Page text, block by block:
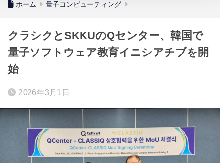
ホーム 量子コンピューティング
クラシクとSKKUのQセンター、韓国で
量子ソフトウェア教育イニシアチブを開
始
2026年3月1日